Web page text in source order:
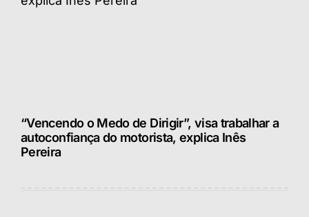
“Vencendo o Medo de Dirigir”, visa trabalhar a
autoconfiança do motorista, explica Inês
Pereira